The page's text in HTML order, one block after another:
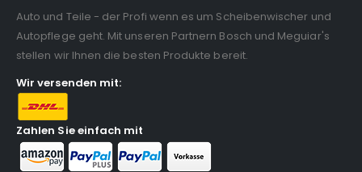
Auto und Teile - der Profi wenn es um Scheibenwischer und
Autopflege geht. Mit unseren Partnern Bosch und Meguiar's
stellen wir Ihnen die besten Produkte bereit.
Wir versenden mit:
Zahlen Sie einfach mit